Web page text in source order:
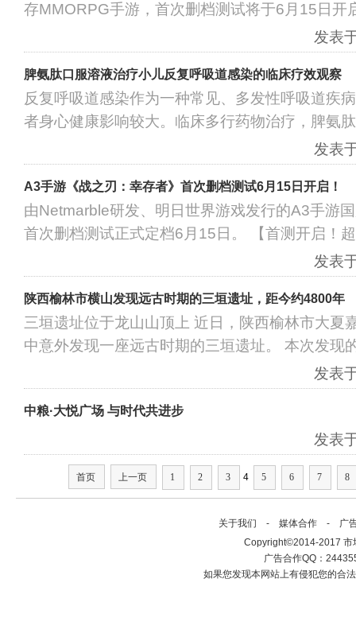
存MMORPG手游，首次删档测试将于6月15日开
发表
脾氨肽口服溶液治疗小儿反复呼吸道感染的临床疗效观察
反复呼吸道感染作为一种常见、多发性呼吸道疾
者身心健康影响较大。临床多行药物治疗，脾氨
发表
A3手游《战之刃：幸存者》首次删档测试6月15日开启！
由Netmarble研发、明日世界游戏发行的A3手游
首次删档测试正式定档6月15日。 【首测开启！
发表
陕西榆林市横山发现远古时期的三垣遗址，距今约4800年
三垣遗址位于龙山山顶上 近日，陕西榆林市大夏
中意外发现一座远古时期的三垣遗址。 本次发现
发表
中粮·大悦广场 与时代共进步
发表
首页 上一页 1 2 3 4 5 6 7 8
关于我们 - 媒体合作 - 广
Copyright©2014-2017 市
广告合作QQ：
如果您发现本网站上有侵犯您的合